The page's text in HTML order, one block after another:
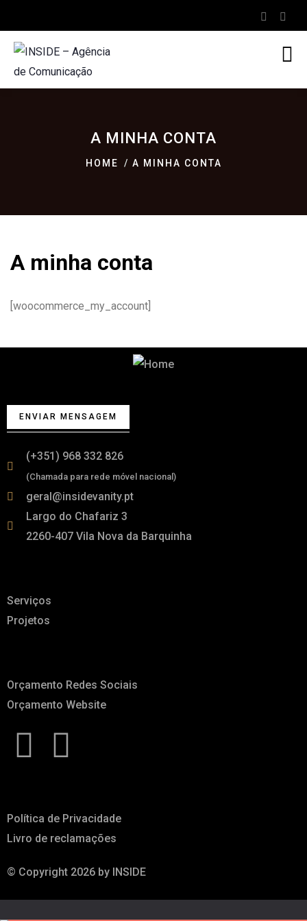
A MINHA CONTA
HOME A MINHA CONTA
A minha conta
[woocommerce_my_account]
ENVIAR MENSAGEM
(+351) 968 332 826
(Chamada para rede móvel nacional)
geral@insidevanity.pt
Largo do Chafariz 3
2260-407 Vila Nova da Barquinha
Serviços
Projetos
Orçamento Redes Sociais
Orçamento Website
Política de Privacidade
Livro de reclamações
© Copyright 2026 by INSIDE